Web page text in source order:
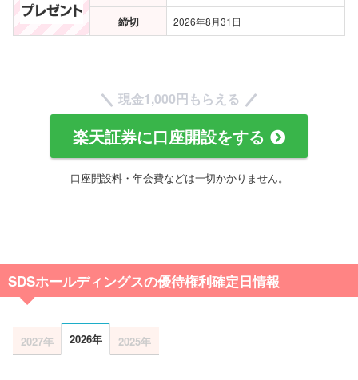
締切 2026年8月31日
現金1,000円もらえる
楽天証券に口座開設をする
口座開設料・年会費などは一切かかりません。
SDSホールディングスの優待権利確定日情報
2027年 2026年 2025年